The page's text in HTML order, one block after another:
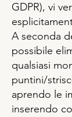
GDPR), vi
A seconda
possibile
qualsiasi
puntini/
aprendo le
inserendo